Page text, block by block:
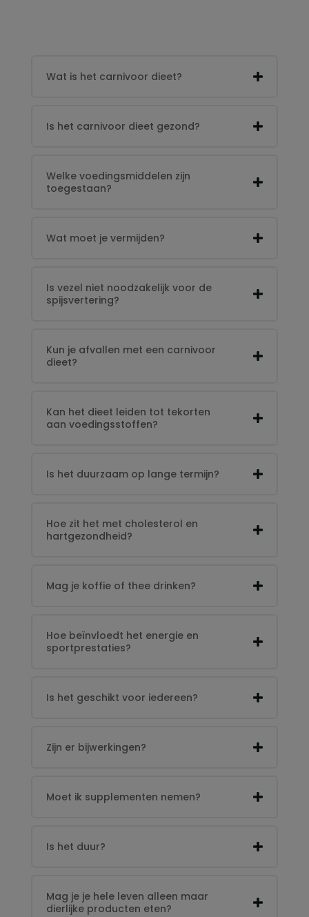
Wat is het carnivoor dieet?
Is het carnivoor dieet gezond?
Welke voedingsmiddelen zijn
toegestaan?
Wat moet je vermijden?
Is vezel niet noodzakelijk voor de
spijsvertering?
Kun je afvallen met een carnivoor
dieet?
Kan het dieet leiden tot tekorten
aan voedingsstoffen?
Is het duurzaam op lange termijn?
Hoe zit het met cholesterol en
hartgezondheid?
Mag je koffie of thee drinken?
Hoe beïnvloedt het energie en
sportprestaties?
Is het geschikt voor iedereen?
Zijn er bijwerkingen?
Moet ik supplementen nemen?
Is het duur?
Mag je je hele leven alleen maar
dierlijke producten eten?